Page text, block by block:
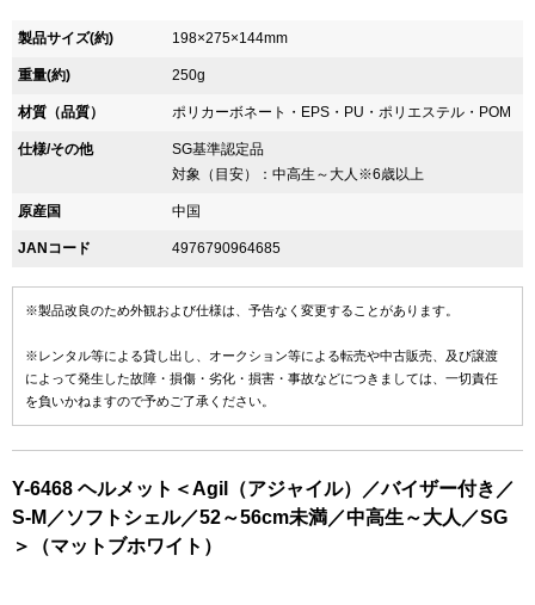
製品サイズ(約) 198×275×144mm
重量(約) 250g
材質（品質） ポリカーボネート・EPS・PU・ポリエステル・POM
仕様/その他
SG基準認定品
対象（目安）：中高生～大人※6歳以上
原産国 中国
JANコード 4976790964685
※製品改良のため外観および仕様は、予告なく変更することがあります。
※レンタル等による貸し出し、オークション等による転売や中古販売、及び譲渡
によって発生した故障・損傷・劣化・損害・事故などにつきましては、一切責任
を負いかねますので予めご了承ください。
Y-6468 ヘルメット＜Agil（アジャイル）／バイザー付き／
S-M／ソフトシェル／52～56cm未満／中高生～大人／SG
＞（マットブホワイト）